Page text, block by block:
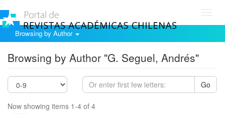
Browsing by Author
Browsing by Author "G. Seguel, Andrés"
Go
Now showing items 1-4 of 4